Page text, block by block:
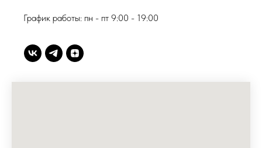
График работы: пн - пт 9:00 - 19:00